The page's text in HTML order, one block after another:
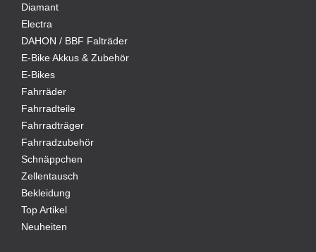
Diamant
Electra
DAHON / BBF Falträder
E-Bike Akkus & Zubehör
E-Bikes
Fahrräder
Fahrradteile
Fahrradträger
Fahrradzubehör
Schnäppchen
Zellentausch
Bekleidung
Top Artikel
Neuheiten